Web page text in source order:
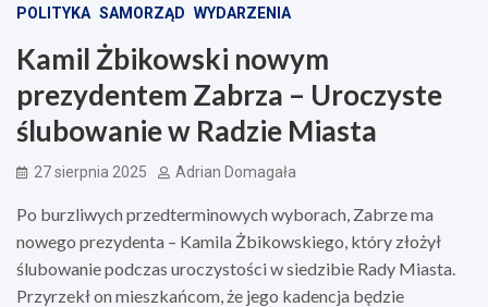
POLITYKA SAMORZĄD WYDARZENIA
Kamil Żbikowski nowym
prezydentem Zabrza – Uroczyste
ślubowanie w Radzie Miasta
27 sierpnia 2025 Adrian Domagała
Po burzliwych przedterminowych wyborach, Zabrze ma
nowego prezydenta – Kamila Żbikowskiego, który złożył
ślubowanie podczas uroczystości w siedzibie Rady Miasta.
Przyrzekł on mieszkańcom, że jego kadencja będzie